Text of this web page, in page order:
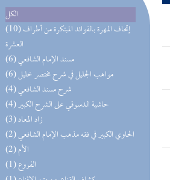
الكل
(10) إتحاف المهرة بالفوائد المبتكرة من أطراف
العشرة
(6) مسند الإمام الشافعي
(6) مواهب الجليل في شرح مختصر خليل
(4) شرح مسند الشافعي
(4) حاشية الدسوقي على الشرح الكبير
(3) زاد المعاد
(2) الحاوي الكبير في فقه مذهب الإمام الشافعي
(2) الأم
(1) الفروع